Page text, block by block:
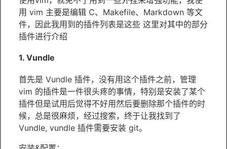
用 vim 主要是编辑 C、Makefile、Markdown 等文
件，因此我用到的插件列表是这些 这里对其中的部分
插件进行介绍
1. Vundle
首先是 Vundle 插件，没有用这个插件之前，管理
vim 的插件是一件很头疼的事情，特别是安装了某个
插件但是试用后觉得不好用然后要删除那个插件的时
候，总是很麻烦，经过搜索，终于让我找到了
Vundle, vundle 插件需要安装 git。